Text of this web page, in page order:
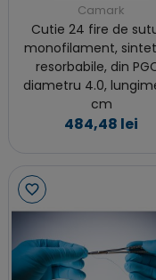
Camark
Cutie 24 fire de
monofilament,
resorbabile, din
diametru 4.0,
cm
484,48 lei